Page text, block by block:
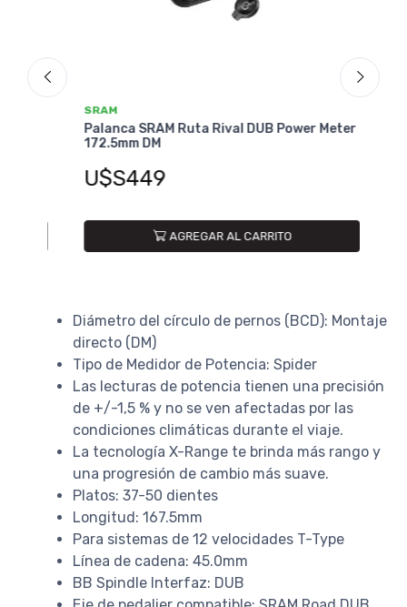
SRAM
Palanca SRAM Ruta Rival DUB Power Meter
172.5mm DM
U$S449
AGREGAR AL CARRITO
Diámetro del círculo de pernos (BCD): Montaje
directo (DM)
Tipo de Medidor de Potencia: Spider
Las lecturas de potencia tienen una precisión
de +/-1,5 % y no se ven afectadas por las
condiciones climáticas durante el viaje.
La tecnología X-Range te brinda más rango y
una progresión de cambio más suave.
Platos: 37-50 dientes
Longitud: 167.5mm
Para sistemas de 12 velocidades T-Type
Línea de cadena: 45.0mm
BB Spindle Interfaz: DUB